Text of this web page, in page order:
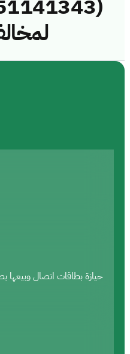
حيازة بطاقات اتصال وبيعها